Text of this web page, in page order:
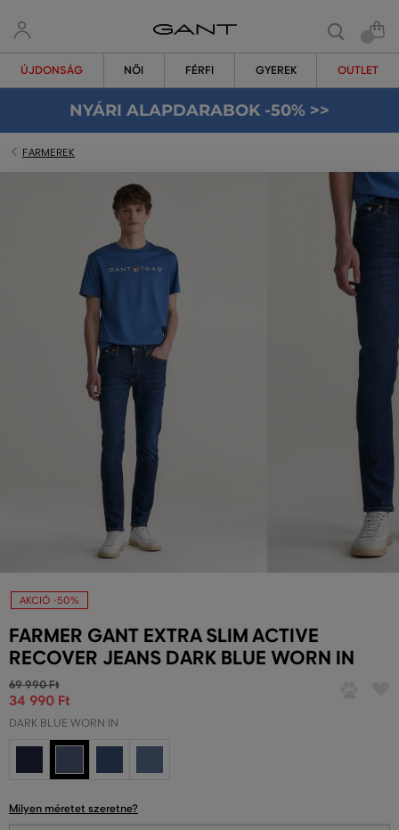
ÚJDONSÁG NŐI FÉRFI GYEREK OUTLET
NYÁRI ALAPDARABOK -50% >>
FARMEREK
AKCIÓ -50%
FARMER GANT EXTRA SLIM ACTIVE
RECOVER JEANS DARK BLUE WORN IN
69 990 Ft
34 990 Ft
DARK BLUE WORN IN
Milyen méretet szeretne?